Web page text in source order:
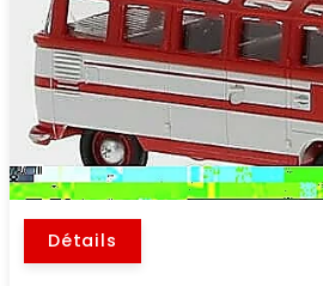
Détails